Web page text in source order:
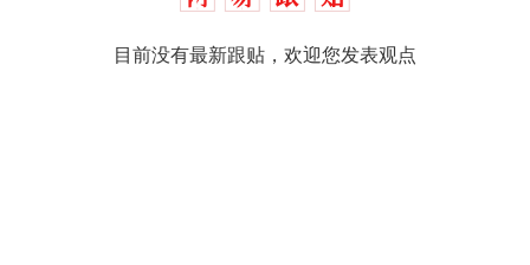
目前没有最新跟贴，欢迎您发表观点